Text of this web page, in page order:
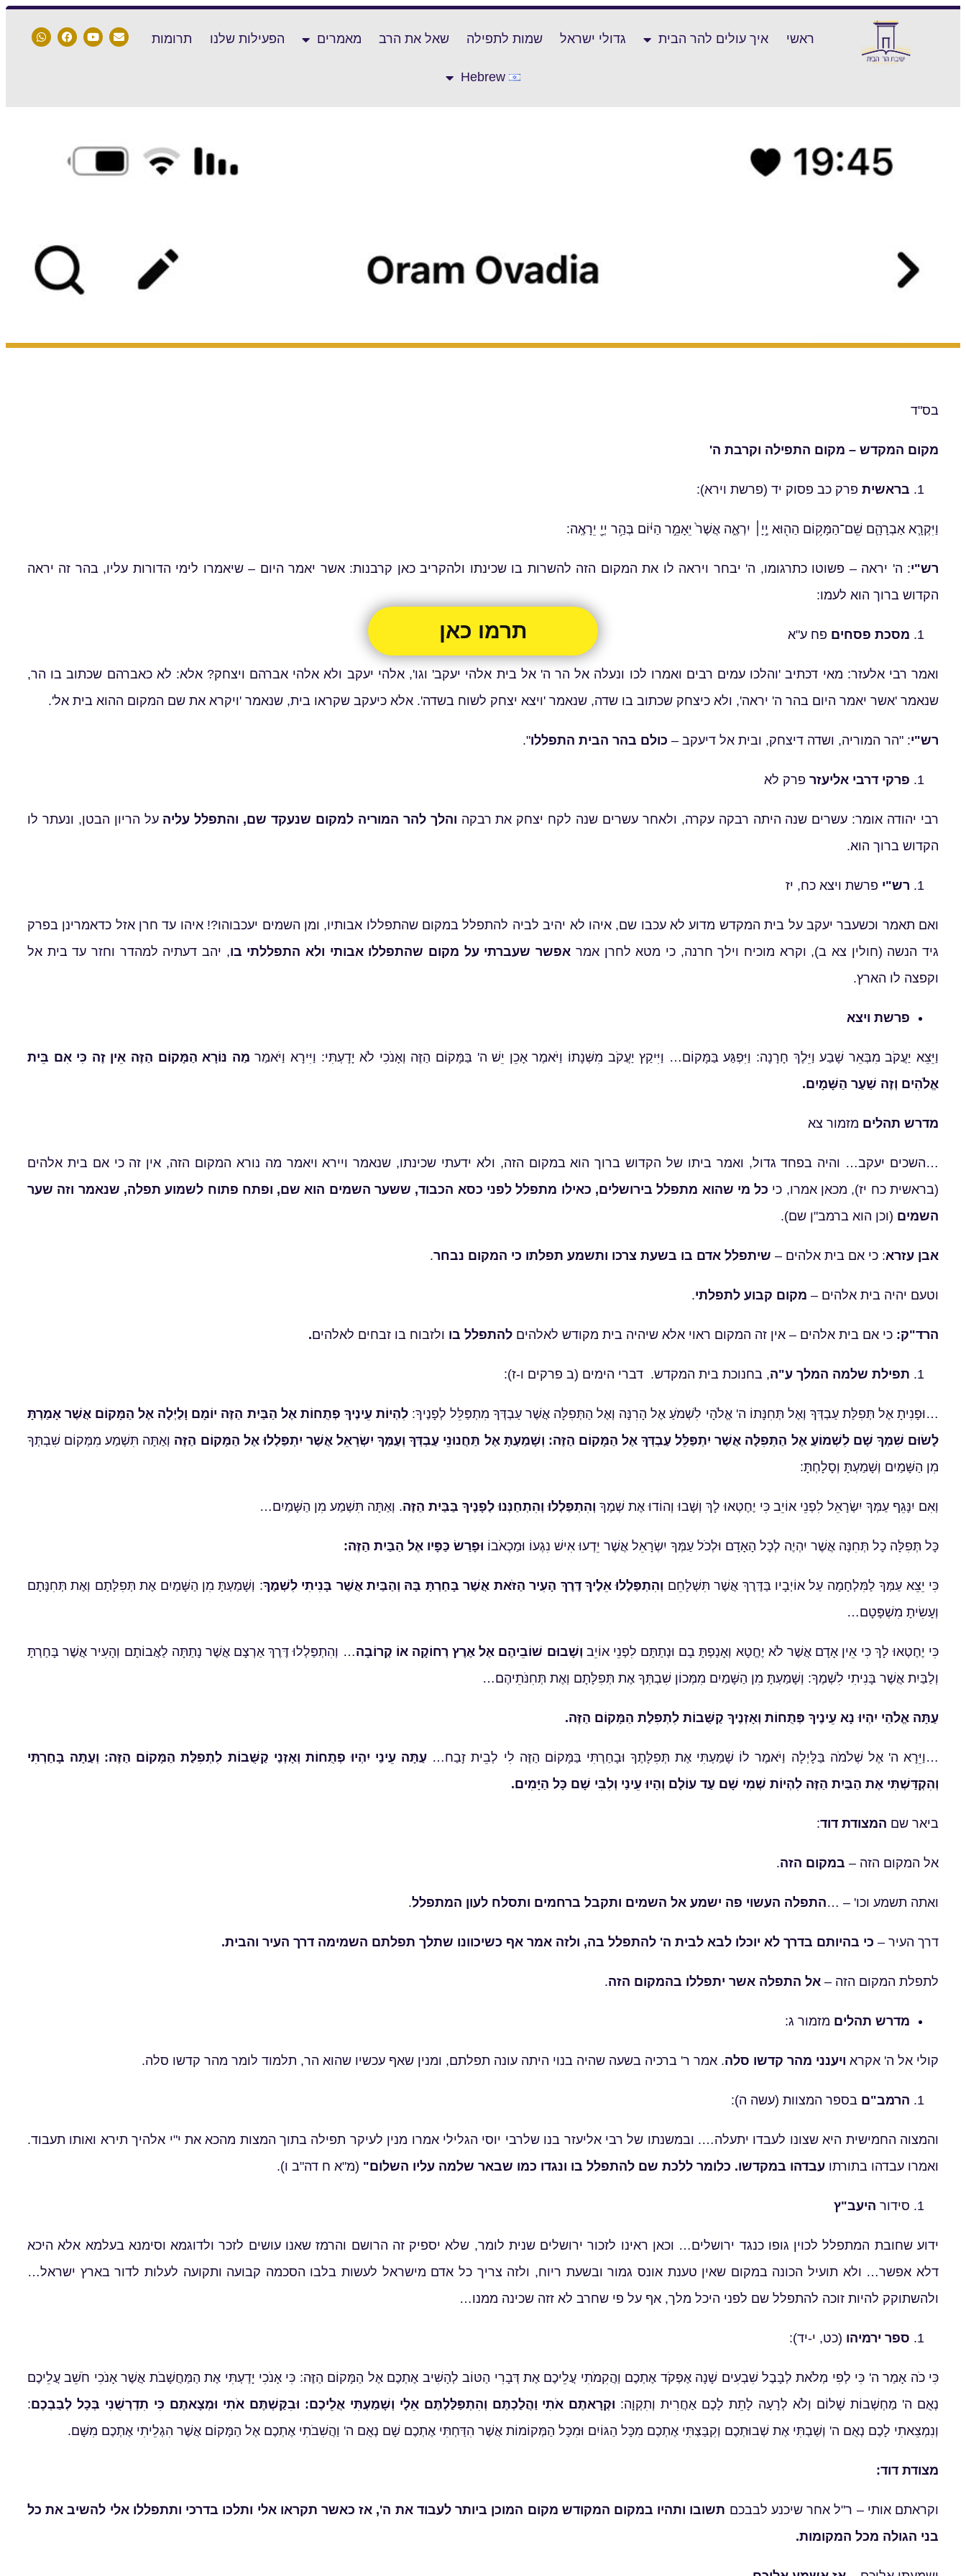
ראשי איך עולים להר הבית גדולי ישראל שמות לתפילה שאל את הרב מאמרים הפעילות שלנו תרומות
Hebrew
בס"ד
מקום המקדש – מקום התפילה וקרבת ה'
בראשית פרק כב פסוק יד (פרשת וירא):
וַיִּקְרָ֧א אַבְרָהָ֛ם שֵֽׁם־הַמָּק֥וֹם הַה֖וּא יְ֣יָ׀ יִרְאֶ֑ה אֲשֶׁר֙ יֵאָמֵ֣ר הַיּ֔וֹם בְּהַ֥ר יְיָ֖ יֵרָאֶֽה:
רש"י: ה' יראה – פשוטו כתרגומו, ה' יבחר ויראה לו את המקום הזה להשרות בו שכינתו ולהקריב כאן קרבנות: אשר יאמר היום – שיאמרו לימי הדורות עליו, בהר זה יראה
הקדוש ברוך הוא לעמו:
מסכת פסחים פח ע"א
ואמר רבי אלעזר: מאי דכתיב 'והלכו עמים רבים ואמרו לכו ונעלה אל הר ה' אל בית אלהי יעקב' וגו', אלהי יעקב ולא אלהי אברהם ויצחק? אלא: לא כאברהם שכתוב בו הר,
שנאמר 'אשר יאמר היום בהר ה' יראה', ולא כיצחק שכתוב בו שדה, שנאמר 'ויצא יצחק לשוח בשדה'. אלא כיעקב שקראו בית, שנאמר 'ויקרא את שם המקום ההוא בית אל'.
רש"י: "הר המוריה, ושדה דיצחק, ובית אל דיעקב – כולם בהר הבית התפללו".
פרקי דרבי אליעזר פרק לא
רבי יהודה אומר: עשרים שנה היתה רבקה עקרה, ולאחר עשרים שנה לקח יצחק את רבקה והלך להר המוריה למקום שנעקד שם, והתפלל עליה על הריון הבטן, ונעתר לו
הקדוש ברוך הוא.
רש"י פרשת ויצא כח, יז
ואם תאמר וכשעבר יעקב על בית המקדש מדוע לא עכבו שם, איהו לא יהיב לביה להתפלל במקום שהתפללו אבותיו, ומן השמים יעכבוהו?! איהו עד חרן אזל כדאמרינן בפרק
גיד הנשה (חולין צא ב), וקרא מוכיח וילך חרנה, כי מטא לחרן אמר אפשר שעברתי על מקום שהתפללו אבותי ולא התפללתי בו, יהב דעתיה למהדר וחזר עד בית אל
וקפצה לו הארץ.
פרשת ויצא
וַיֵּצֵא יַעֲקֹב מִבְּאֵר שָׁבַע וַיֵּלֶךְ חָרָנָה: וַיִּפְגַּע בַּמָּקוֹם… וַיִּיקַץ יַעֲקֹב מִשְּׁנָתוֹ וַיֹּאמֶר אָכֵן יֵשׁ ה' בַּמָּקוֹם הַזֶּה וְאָנֹכִי לֹא יָדָעְתִּי: וַיִּירָא וַיֹּאמַר מַה נּוֹרָא הַמָּקוֹם הַזֶּה אֵין זֶה כִּי אִם בֵּית
אֱלֹהִים וְזֶה שַׁעַר הַשָּׁמָיִם.
מדרש תהלים מזמור צא
…השכים יעקב… והיה בפחד גדול, ואמר ביתו של הקדוש ברוך הוא במקום הזה, ולא ידעתי שכינתו, שנאמר ויירא ויאמר מה נורא המקום הזה, אין זה כי אם בית אלהים
(בראשית כח יז), מכאן אמרו, כי כל מי שהוא מתפלל בירושלים, כאילו מתפלל לפני כסא הכבוד, ששער השמים הוא שם, ופתח פתוח לשמוע תפלה, שנאמר וזה שער
השמים (וכן הוא ברמב"ן שם).
אבן עזרא: כי אם בית אלהים – שיתפלל אדם בו בשעת צרכו ותשמע תפלתו כי המקום נבחר.
וטעם יהיה בית אלהים – מקום קבוע לתפלתי.
הרד"ק: כי אם בית אלהים – אין זה המקום ראוי אלא שיהיה בית מקודש לאלהים להתפלל בו ולזבוח בו זבחים לאלהים.
תפילת שלמה המלך ע"ה, בחנוכת בית המקדש. דברי הימים (ב פרקים ו-ז):
…וּפָנִיתָ אֶל תְּפִלַּת עַבְדְּךָ וְאֶל תְּחִנָּתוֹ ה' אֱלֹהָי לִשְׁמֹעַ אֶל הָרִנָּה וְאֶל הַתְּפִלָּה אֲשֶׁר עַבְדְּךָ מִתְפַּלֵּל לְפָנֶיךָ:לִהְיוֹת עֵינֶיךָ פְתֻחוֹת אֶל הַבַּיִת הַזֶּה יוֹמָם וָלַיְלָה אֶל הַמָּקוֹם אֲשֶׁר אָמַרְתָּ
לָשׂוּם שִׁמְךָ שָׁם לִשְׁמוֹעַ אֶל הַתְּפִלָּה אֲשֶׁר יִתְפַּלֵּל עַבְדְּךָ אֶל הַמָּקוֹם הַזֶּה: וְשָׁמַעְתָּ אֶל תַּחֲנוּנֵי עַבְדְּךָ וְעַמְּךָ יִשְׂרָאֵל אֲשֶׁר יִתְפַּלְלוּ אֶל הַמָּקוֹם הַזֶּה וְאַתָּה תִּשְׁמַע מִמְּקוֹם שִׁבְתְּךָ
מִן הַשָּׁמַיִם וְשָׁמַעְתָּ וְסָלָחְתָּ:
וְאִם יִנָּגֵף עַמְּךָ יִשְׂרָאֵל לִפְנֵי אוֹיֵב כִּי יֶחֶטְאוּ לָךְ וְשָׁבוּ וְהוֹדוּ אֶת שְׁמֶךָ וְהִתְפַּלְלוּ וְהִתְחַנְּנוּ לְפָנֶיךָ בַּבַּיִת הַזֶּה. וְאַתָּה תִּשְׁמַע מִן הַשָּׁמַיִם…
כָּל תְּפִלָּה כָל תְּחִנָּה אֲשֶׁר יִהְיֶה לְכָל הָאָדָם וּלְכֹל עַמְּךָ יִשְׂרָאֵל אֲשֶׁר יֵדְעוּ אִישׁ נִגְעוֹ וּמַכְאֹבוֹ וּפָרַשׂ כַּפָּיו אֶל הַבַּיִת הַזֶּה:
כִּי יֵצֵא עַמְּךָ לַמִּלְחָמָה עַל אוֹיְבָיו בַּדֶּרֶךְ אֲשֶׁר תִּשְׁלָחֵם וְהִתְפַּלְלוּ אֵלֶיךָ דֶּרֶךְ הָעִיר הַזֹּאת אֲשֶׁר בָּחַרְתָּ בָּהּ וְהַבַּיִת אֲשֶׁר בָּנִיתִי לִשְׁמֶךָ: וְשָׁמַעְתָּ מִן הַשָּׁמַיִם אֶת תְּפִלָּתָם וְאֶת תְּחִנָּתָם
וְעָשִׂיתָ מִשְׁפָּטָם…
כִּי יֶחֶטְאוּ לָךְ כִּי אֵין אָדָם אֲשֶׁר לֹא יֶחֱטָא וְאָנַפְתָּ בָם וּנְתַתָּם לִפְנֵי אוֹיֵב וְשָׁבוּם שׁוֹבֵיהֶם אֶל אֶרֶץ רְחוֹקָה אוֹ קְרוֹבָה… וְהִתְפַּלְלוּ דֶּרֶךְ אַרְצָם אֲשֶׁר נָתַתָּה לַאֲבוֹתָם וְהָעִיר אֲשֶׁר בָּחַרְתָּ
וְלַבַּיִת אֲשֶׁר בָּנִיתִי לִשְׁמֶךָ: וְשָׁמַעְתָּ מִן הַשָּׁמַיִם מִמְּכוֹן שִׁבְתְּךָ אֶת תְּפִלָּתָם וְאֶת תְּחִנֹּתֵיהֶם…
עַתָּה אֱלֹהַי יִהְיוּ נָא עֵינֶיךָ פְּתֻחוֹת וְאָזְנֶיךָ קַשֻּׁבוֹת לִתְפִלַּת הַמָּקוֹם הַזֶּה.
…וַיֵּרָא ה' אֶל שְׁלֹמֹה בַּלָּיְלָה וַיֹּאמֶר לוֹ שָׁמַעְתִּי אֶת תְּפִלָּתֶךָ וּבָחַרְתִּי בַּמָּקוֹם הַזֶּה לִי לְבֵית זָבַח… עַתָּה עֵינַי יִהְיוּ פְתֻחוֹת וְאָזְנַי קַשֻּׁבוֹת לִתְפִלַּת הַמָּקוֹם הַזֶּה: וְעַתָּה בָּחַרְתִּי
וְהִקְדַּשְׁתִּי אֶת הַבַּיִת הַזֶּה לִהְיוֹת שְׁמִי שָׁם עַד עוֹלָם וְהָיוּ עֵינַי וְלִבִּי שָׁם כָּל הַיָּמִים.
ביאר שם המצודת דוד:
אל המקום הזה – במקום הזה.
ואתה תשמע וכו' – …התפלה העשוי פה ישמע אל השמים ותקבל ברחמים ותסלח לעון המתפלל.
דרך העיר – כי בהיותם בדרך לא יוכלו לבא לבית ה' להתפלל בה, ולזה אמר אף כשיכוונו שתלך תפלתם השמימה דרך העיר והבית.
לתפלת המקום הזה – אל התפלה אשר יתפללו בהמקום הזה.
מדרש תהלים מזמור ג:
קולי אל ה' אקרא ויענני מהר קדשו סלה. אמר ר' ברכיה בשעה שהיה בנוי היתה עונה תפלתם, ומנין שאף עכשיו שהוא הר, תלמוד לומר מהר קדשו סלה.
הרמב"ם בספר המצוות (עשה ה):
והמצוה החמישית היא שצונו לעבדו יתעלה…. ובמשנתו של רבי אליעזר בנו שלרבי יוסי הגלילי אמרו מנין לעיקר תפילה בתוך המצות מהכא את י"י אלהיך תירא ואותו תעבוד.
ואמרו עבדהו בתורתו עבדהו במקדשו. כלומר ללכת שם להתפלל בו ונגדו כמו שבאר שלמה עליו השלום" (מ"א ח דה"ב ו).
סידור היעב"ץ
ידוע שחובת המתפלל לכוין גופו כנגד ירושלים… וכאן ראינו לזכור ירושלים שנית לומר, שלא יספיק זה הרושם והרמז שאנו עושים לזכר ולדוגמא וסימנא בעלמא אלא היכא
דלא אפשר… ולא תועיל הכונה במקום שאין טענת אונס גמור ובשעת ריוח, ולזה צריך כל אדם מישראל לעשות בלבו הסכמה קבועה ותקועה לעלות לדור בארץ ישראל…
ולהשתוקק להיות זוכה להתפלל שם לפני היכל מלך, אף על פי שחרב לא זזה שכינה ממנו…
ספר ירמיהו (כט, י-יד):
כִּי כֹה אָמַר ה' כִּי לְפִי מְלֹאת לְבָבֶל שִׁבְעִים שָׁנָה אֶפְקֹד אֶתְכֶם וַהֲקִמֹתִי עֲלֵיכֶם אֶת דְּבָרִי הַטּוֹב לְהָשִׁיב אֶתְכֶם אֶל הַמָּקוֹם הַזֶּה: כִּי אָנֹכִי יָדַעְתִּי אֶת הַמַּחֲשָׁבֹת אֲשֶׁר אָנֹכִי חֹשֵׁב עֲלֵיכֶם
נְאֻם ה' מַחְשְׁבוֹת שָׁלוֹם וְלֹא לְרָעָה לָתֵת לָכֶם אַחֲרִית וְתִקְוָה: וּקְרָאתֶם אֹתִי וַהֲלַכְתֶּם וְהִתְפַּלַּלְתֶּם אֵלָי וְשָׁמַעְתִּי אֲלֵיכֶם: וּבִקַּשְׁתֶּם אֹתִי וּמְצָאתֶם כִּי תִדְרְשֻׁנִי בְּכָל לְבַבְכֶם:
וְנִמְצֵאתִי לָכֶם נְאֻם ה' וְשַׁבְתִּי אֶת שְׁבוּתְכֶם וְקִבַּצְתִּי אֶתְכֶם מִכָּל הַגּוֹיִם וּמִכָּל הַמְּקוֹמוֹת אֲשֶׁר הִדַּחְתִּי אֶתְכֶם שָׁם נְאֻם ה' וַהֲשִׁבֹתִי אֶתְכֶם אֶל הַמָּקוֹם אֲשֶׁר הִגְלֵיתִי אֶתְכֶם מִשָּׁם.
מצודת דוד:
וקראתם אותי – ר"ל אחר שיכנע לבבכם תשובו ותהיו במקום המקודש מקום המוכן ביותר לעבוד את ה', אז כאשר תקראו אלי ותלכו בדרכי ותתפללו אלי להשיב את כל
בני הגולה מכל המקומות.
תרמו כאן